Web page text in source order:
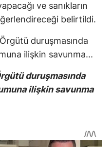
ve sanıkların
belirtildi.
duruşmasında
ilişkin savunma